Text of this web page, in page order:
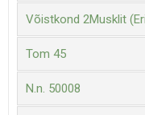
Võistkond 2Musklit
Tom 45
N.n. 50008